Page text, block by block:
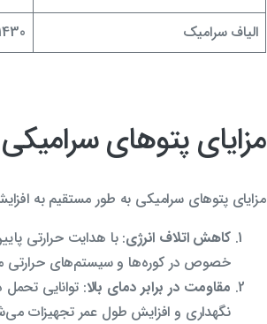
الیاف سرامیک
مزایای پتوهای سرامیکی
مزایای پتوهای سرامیکی به طور مستقیم به
کاهش اتلاف انرژی: با هدایت حرارتی
خصوص در کوره‌ها و سیستم‌های حرارتی
مقاومت در برابر دمای بالا
نگهداری و افزایش طول عمر تجهیزات